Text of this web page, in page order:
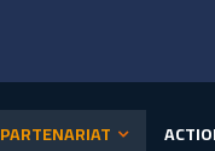
PARTENARIAT